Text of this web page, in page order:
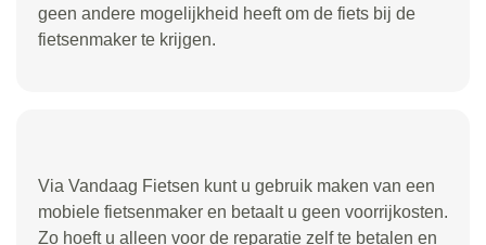
geen andere mogelijkheid heeft om de fiets bij de
fietsenmaker te krijgen.
Via Vandaag Fietsen kunt u gebruik maken van een
mobiele fietsenmaker en betaalt u geen voorrijkosten.
Zo hoeft u alleen voor de reparatie zelf te betalen en